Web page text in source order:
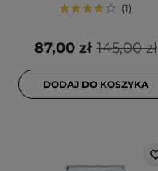
1
145,00 zł
87,00 zł
DODAJ DO KOSZYKA